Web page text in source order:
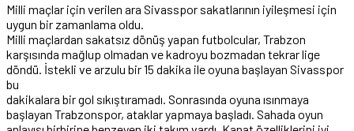
Milli maçlar için verilen ara Sivasspor sakatlarının iyileşmesi için
uygun bir zamanlama oldu.
Milli maçlardan sakatsız dönüş yapan futbolcular, Trabzon
karşısında mağlup olmadan ve kadroyu bozmadan tekrar lige
döndü. İstekli ve arzulu bir 15 dakika ile oyuna başlayan Sivasspor
bu
dakikalara bir gol sıkıştıramadı. Sonrasında oyuna ısınmaya
başlayan Trabzonspor, ataklar yapmaya başladı. Sahada oyun